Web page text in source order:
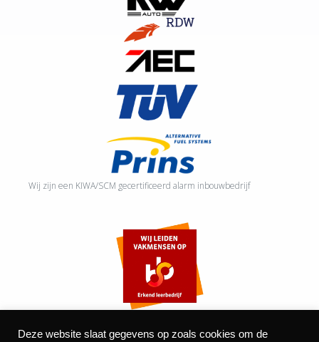
Wij zijn een KIWA/SCM gecertificeerd alarm inbouwbedrijf
Deze website slaat gegevens op zoals cookies om de